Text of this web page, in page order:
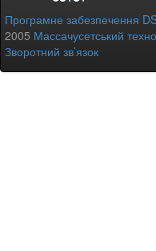
Програмне забезпечення
2005 Массачусетський
Зворотний зв’язок